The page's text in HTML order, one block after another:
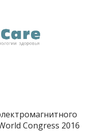
Congress 2016